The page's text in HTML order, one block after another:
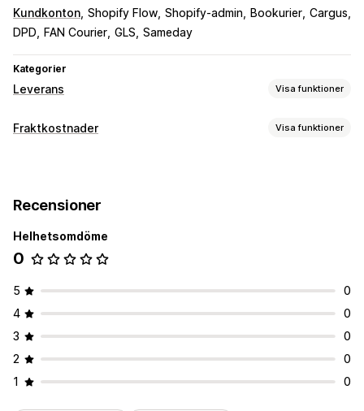
Kundkonton Shopify Flow Shopify-admin Bookurier Cargus
DPD
FAN Courier GLS Sameday
Kategorier
Leverans Visa funktioner
Etiketter och förpackningsmaterial
Fraktkostnader
Leveranshantering
Spårning i realtid
Fraktkostnader Visa funktioner
Spåra sidor
Recensioner
Helhetsomdöme
0
5
0
4
0
3
0
2
0
1
0